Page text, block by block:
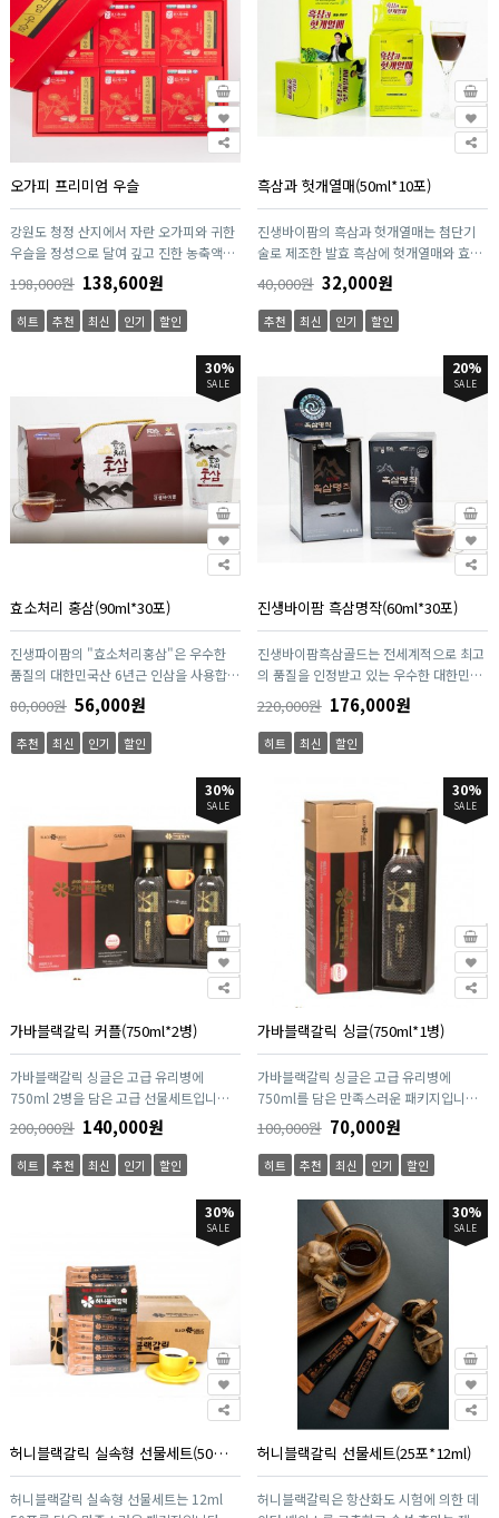
오가피 프리미엄 우슬
강원도 청정 산지에서 자란 오가피와 귀한
우슬을 정성으로 달여 깊고 진한 농축액으
로 완성한 오가피 프리미엄 우슬은 자연 그
대로의 풍미와 건강한 활력을 담아낸 전통
액상차입니다. 산지에서 직접 선별된 원료
만을 사용해 자연의 에너지와 오가피·우슬
고유의 깊은 맛을 한 병에 담아내어 일상
속 건강과 휴식을 동시에 선사합니다.
198,000원 138,600원
히트 추천 최신 인기 할인
흑삼과 헛개열매(50ml*10포)
진생바이팜의 흑삼과 헛개열매는 첨단기
술로 제조한 발효 흑삼에 헛개열매와 효모,
블루베리, 대추를 특허받은 레시피로 배합
하여 탁월한 숙취해소 효과가 있습니다. 흑
삼은 세계적으로 최고의 품질을 인정받는
우수한 대한민국산 6년근 인삼을 원료로
진생바이팜이 세계최초로 개발, 특허를 보
유한 간접저온증숙방식(ILTSM)으로 1회당
평균 7시간씩 총 9회 63시간 이상 찌고 일
정한 파장을 가진 빛으로 숙성시킨후 진생
바이팜만의 발효기술로 발효시킨 흑삼입
니다. 이 흑삼은 간에서 알콜해독에 관여하
고 음주로부터 간을 보호하며 신장에서의
노폐물 배출을 도와줘 효과적인 숙취해소
에 도움을 줍니다.
40,000원 32,000원
추천 최신 인기 할인
30%
SALE
효소처리 홍삼(90ml*30포)
진생파이팜의 "효소처리홍삼"은 우수한
품질의 대한민국산 6년근 인삼을 사용합니
다. 세계에서 유일하게 특허보유한 증삼기
를 사용하여 찌고 말린 홍삼을 특수 효소처
리기술을 적용하여 만든 제품입니다. 이렇
게 제조된 "효소처리홍삼"은 다양한 유효
사포닌을 함유하고 있으며 효소로 전처리
를 하였기 때문에 장내 환경에 상관없이 체
내 흡수율을 높인 "홍삼 중의 홍삼"으로 진
생바이팜에서 자신 있게 권해 드리는 제품
입니다. 진생바이팜 효소처리 홍삼은
2.5mg/g이 함유되어 있습니다.
80,000원 56,000원
추천 최신 인기 할인
20%
SALE
진생바이팜 흑삼명작(60ml*30포)
진생바이팜흑삼골드는 전세계적으로 최고
의 품질을 인정받고 있는 우수한 대한민국
6년근 인삼만을 원료로 진생바이팜이 다년
간 연구와 아이디어로 세계최초로 개발, 특
허를 보유한 간접저온증숙방식(ILTSM)으
로 국립공원 치악산자락의 지하 150M 천
연암반수를 이횽하여 1회당 평균 8시간씩
총 9번 72시간 이상 찌고 숙성시킨 고품질
흑삼차입니다. 1포당 조사포닌(Crude
saponin) 200mg 함유되었습니다.
220,000원 176,000원
히트 최신 할인
30%
SALE
가바블랙갈릭 커플(750ml*2병)
가바블랙갈릭 싱글은 고급 유리병에
750ml 2병을 담은 고급 선물세트입니다.
소중한 사람에게 귀한 선물을 주세요. 허니
블랙갈릭은 항산화도 시험에 의한 데이터
베이스를 구축하고 숙성 흑마늘 제조방법
의 특허기술로 약 25일간 숙성후 다시 장
기간 저온숙성 과정을 거쳐 완전한 숙성 흑
마늘로 탄생한 우수한 제품입니다. 숙성을
거친 흑마늘은 마늘의 알싸하고 매운맛은
사라지고 새콤달콤한 맛으로 재탄생합니
맛있게 즐기며 건강까지 챙길수 있도록 흑
마늘 원물 그대로를 아낌없이 담았습니다.
200,000원 140,000원
히트 추천 최신 인기 할인
30%
SALE
가바블랙갈릭 싱글(750ml*1병)
가바블랙갈릭 싱글은 고급 유리병에
750ml를 담은 만족스러운 패키지입니다.
소중한 사람에게 귀한 선물을 주세요. 허니
블랙갈릭은 항산화도 시험에 의한 데이터
베이스를 구축하고 숙성 흑마늘 제조방법
의 특허기술로 약 25일간 숙성후 다시 장
기간 저온숙성 과정을 거쳐 완전한 숙성 흑
마늘로 탄생한 우수한 제품입니다. 숙성을
거친 흑마늘은 마늘의 알싸하고 매운맛은
사라지고 새콤달콤한 맛으로 재탄생합니
맛있게 즐기며 건강까지 챙길수 있도록 흑
마늘 원물 그대로를 아낌없이 담았습니다.
100,000원 70,000원
히트 추천 최신 인기 할인
30%
SALE
허니블랙갈릭 실속형 선물세트(50포*12ml)
허니블랙갈릭 실속형 선물세트는 12ml
30%
SALE
허니블랙갈릭 선물세트(25포*12ml)
허니블랙갈릭은 항산화도 시험에 의한 데